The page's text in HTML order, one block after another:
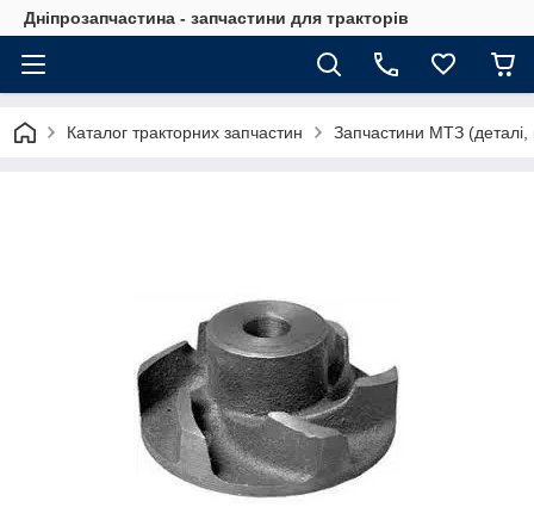
Дніпрозапчастина - запчастини для тракторів
Каталог тракторних запчастин Запчастини МТЗ (деталі,